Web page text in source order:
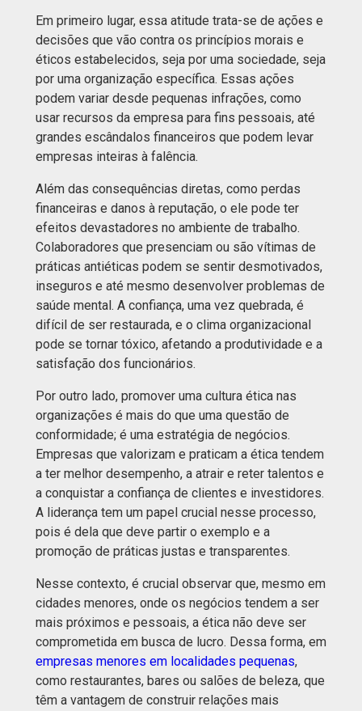
Em primeiro lugar, essa atitude trata-se de ações e
decisões que vão contra os princípios morais e
éticos estabelecidos, seja por uma sociedade, seja
por uma organização específica. Essas ações
podem variar desde pequenas infrações, como
usar recursos da empresa para fins pessoais, até
grandes escândalos financeiros que podem levar
empresas inteiras à falência.
Além das consequências diretas, como perdas
financeiras e danos à reputação, o ele pode ter
efeitos devastadores no ambiente de trabalho.
Colaboradores que presenciam ou são vítimas de
práticas antiéticas podem se sentir desmotivados,
inseguros e até mesmo desenvolver problemas de
saúde mental. A confiança, uma vez quebrada, é
difícil de ser restaurada, e o clima organizacional
pode se tornar tóxico, afetando a produtividade e a
satisfação dos funcionários.
Por outro lado, promover uma cultura ética nas
organizações é mais do que uma questão de
conformidade; é uma estratégia de negócios.
Empresas que valorizam e praticam a ética tendem
a ter melhor desempenho, a atrair e reter talentos e
a conquistar a confiança de clientes e investidores.
A liderança tem um papel crucial nesse processo,
pois é dela que deve partir o exemplo e a
promoção de práticas justas e transparentes.
Nesse contexto, é crucial observar que, mesmo em
cidades menores, onde os negócios tendem a ser
mais próximos e pessoais, a ética não deve ser
comprometida em busca de lucro. Dessa forma, em
empresas menores em localidades pequenas,
como restaurantes, bares ou salões de beleza, que
têm a vantagem de construir relações mais